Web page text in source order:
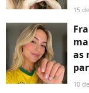
15
as
10